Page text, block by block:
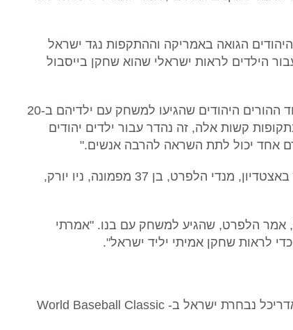
הגואה באמריקה וההתקפות נגד ישראל
הילדים לראות ישראלי שהוא שחקן בייסבול
דייוויד לנדמן בן 44, מפיירלון, ניו ג'רזי, היה אחד ההורים היהודים שהגיעו למשחק עם ילדיהם ב-20
קשות אלה, זה נהדר עבור ילדים יהודים
אחד יכול לתת השראה להרבה אנשים."
כשעמד בתור לקנות אוכל מדוכן של אוכל כשר באצטדיון, מנדי הלפרט, בן 37 מפמונה, ניו יורק,
אמר הלפרט, שהגיע למשחק עם בנו. "אמרתי
לראות שחקן אמיתי יליד ישראל".
פיטר קורץ, מנכ"ל איגוד הבייסבול הישראלי ואדריכל נבחרת ישראל ב- World Baseball Classic